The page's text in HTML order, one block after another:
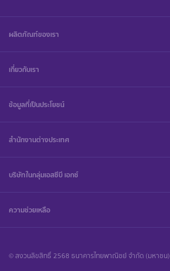
ผลิตภัณฑ์ของเรา
เกี่ยวกับเรา
ข้อมูลที่เป็นประโยชน์
สำนักงานต่างประเทศ
บริษัทในกลุ่มเอสซีบี เอกซ์
ความช่วยเหลือ
© สงวนลิขสิทธิ์ 2568 ธนาคารไทยพาณิชย์ จำกัด (มหาชน)